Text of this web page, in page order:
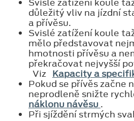
důležitý vliv na jízdní
a přívěsu.
Svislé zatížení koule
mělo představovat
hmotnosti přívěsu a
překračovat nejvyšší
Viz Kapacity a
Pokud se přívěs začne
neprodleně snižte
náklonu návěsu .
Při sjíždění strmých